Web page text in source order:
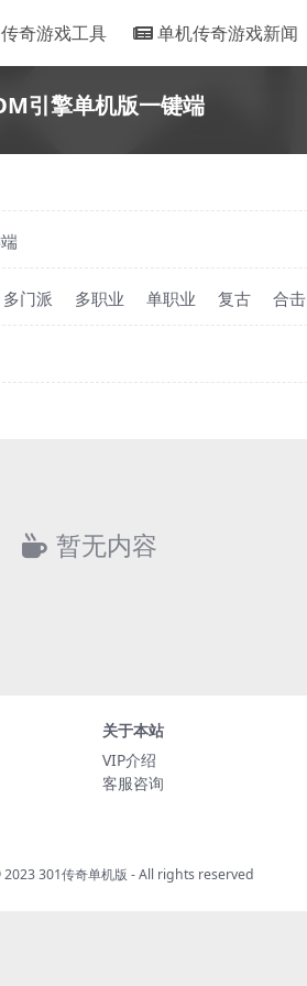
传奇游戏工具 单机传奇游戏新闻
引擎单机版一键端
多门派 多职业 单职业 复古 合击
暂无内容
关于本站
VIP介绍
客服咨询
301传奇单机版 - All rights reserved